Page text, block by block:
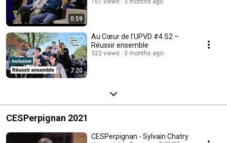
0:59
151 views 3 months ago
7:20
Au Cœur de l'UPVD #4 S2 –
Réussir ensemble
322 views 3 months ago
CESPerpignan 2021
CESPerpignan - Sylvain Chatry